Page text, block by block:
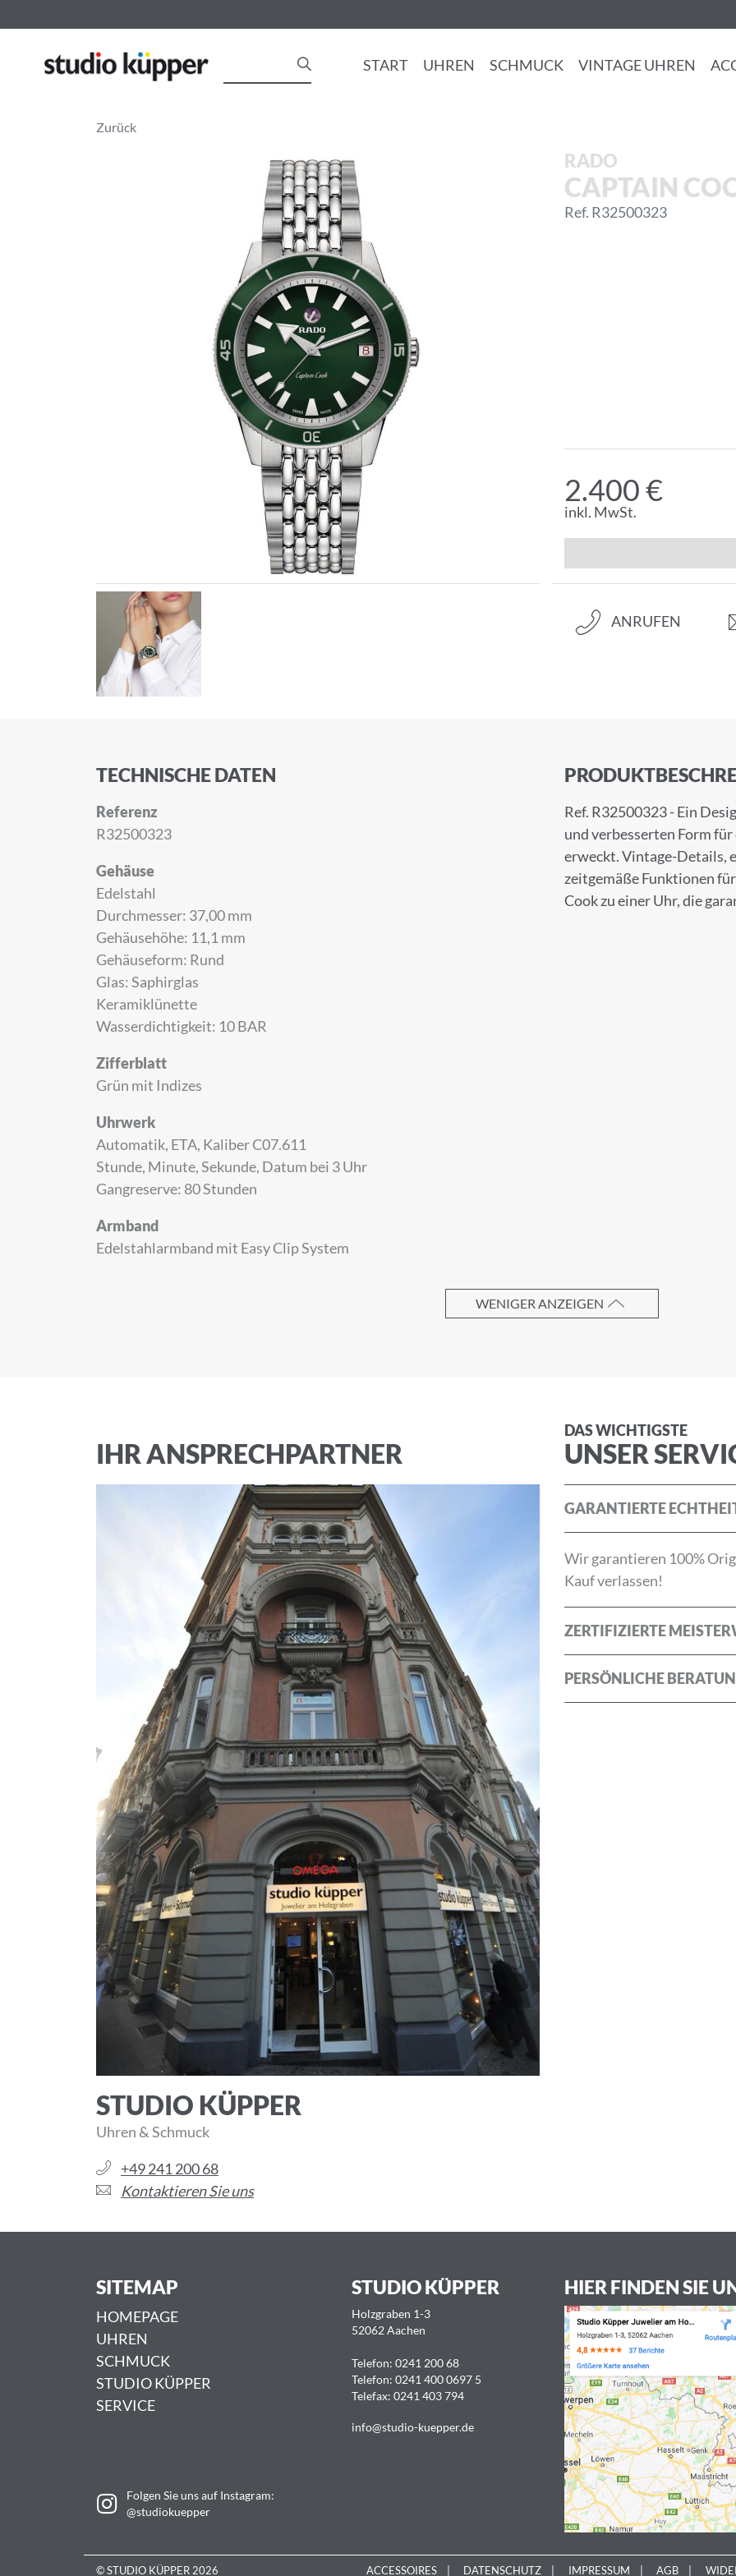
START UHREN SCHMUCK VINTAGE UHREN
Zurück
RADO
CAPTAIN
Ref. R32500323
2.400 €
inkl. MwSt.
ANRUFEN
TECHNISCHE DATEN
Referenz
R32500323
Gehäuse
Edelstahl
Durchmesser: 37,00 mm
Gehäusehöhe: 11,1 mm
Gehäuseform: Rund
Glas: Saphirglas
Keramiklünette
Wasserdichtigkeit: 10 BAR
Zifferblatt
Grün mit Indizes
Uhrwerk
Automatik, ETA, Kaliber C07.611
Stunde, Minute, Sekunde, Datum bei 3 Uhr
Gangreserve: 80 Stunden
Armband
Edelstahlarmband mit Easy Clip System
Ref. R32500323 - Ein
und verbesserten Form
erweckt. Vintage-Details,
zeitgemäße Funktionen
Cook zu einer Uhr, die
WENIGER ANZEIGEN
IHR ANSPRECHPARTNER
STUDIO KÜPPER
Uhren & Schmuck
+49 241 200 68
Kontaktieren Sie uns
DAS WICHTIGSTE
UNSER
GARANTIERTE
Wir garantieren 100%
Kauf verlassen!
ZERTIFIZIERTE
PERSÖNLICHE
Anrede
Allgemeinen Geschäftsbedingungenund die
ABBRECHEN
SITEMAP
HOMEPAGE
UHREN
SCHMUCK
STUDIO KÜPPER
SERVICE
STUDIO KÜPPER
Holzgraben 1-3
52062 Aachen
Telefon: 0241 200 68
Telefon: 0241 400 0697 5
Telefax: 0241 403 794
info@studio-kuepper.de
Folgen Sie uns auf Instagram:
@studiokuepper
HIER FINDEN SIE
© STUDIO KÜPPER 2026 ACCESSOIRES DATENSCHUTZ IMPRESSUM AGB